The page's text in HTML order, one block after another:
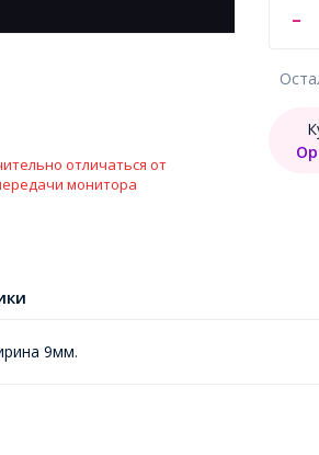
отличаться от
монитора
9мм.